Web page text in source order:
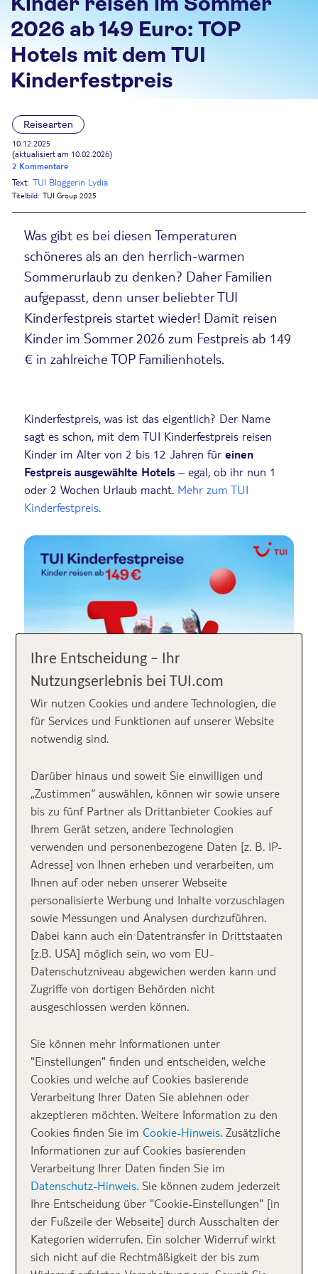
2026 ab 149 Euro: TOP
Hotels mit dem TUI
Kinderfestpreis
Reisearten
10.12.2025
(aktualisiert am 10.02.2026)
2 Kommentare
Text: TUI Bloggerin Lydia
Titelbild: TUI Group 2025
Was gibt es bei diesen Temperaturen
schöneres als an den herrlich-warmen
Sommerurlaub zu denken? Daher Familien
aufgepasst, denn unser beliebter TUI
Kinderfestpreis startet wieder! Damit reisen
Kinder im Sommer 2026 zum Festpreis ab 149
€ in zahlreiche TOP Familienhotels.
Kinderfestpreis, was ist das eigentlich? Der Name
sagt es schon, mit dem TUI Kinderfestpreis reisen
Kinder im Alter von 2 bis 12 Jahren für einen
Festpreis ausgewählte Hotels – egal, ob ihr nun 1
oder 2 Wochen Urlaub macht. Mehr zum TUI
Kinderfestpreis.
Der TUI
Kinderfestpreis kurz
erklärt
✅ günstig in den Pauschalurlaub:Kinder von 2 bis
12 Jahren reisen in rund 200 Hotels ab 149 €
✅ Sommerurlaub 2026: gilt für euren Familienurlaub
für Reisen vom 01.05.2026 bis 30.09.2026
✅ die Aktion ist buchbar bis zum 02.02.2026
✅ mit TUI auf Nummer sicher:Gebührenfrei
umbuchen oder stornieren bis einschließlich 15 bzw.
29 Tage vor Anreise ganz bequem mit unserem
TARIF– gilt bei Pauschalreisen und Hotelbuchungen
✅alle Hotels und Infos zum TUI Kinderfestpreis
Inhalt
TUI Kinderfestpreis
Sommer 2026: Hier
reisen Kinder ab 149
€
TUI KIDS CLUB Cala Mandia,
Ihre Entscheidung – Ihr
Nutzungserlebnis bei TUI.com
Wir nutzen Cookies und andere Technologien, die
für Services und Funktionen auf unserer Website
notwendig sind.
Darüber hinaus und soweit Sie einwilligen und
„Zustimmen“ auswählen, können wir sowie unsere
bis zu fünf Partner als Drittanbieter Cookies auf
Ihrem Gerät setzen, andere Technologien
verwenden und personenbezogene Daten [z. B. IP-
Adresse] von Ihnen erheben und verarbeiten, um
Ihnen auf oder neben unserer Webseite
personalisierte Werbung und Inhalte vorzuschlagen
sowie Messungen und Analysen durchzuführen.
Dabei kann auch ein Datentransfer in Drittstaaten
[z.B. USA] möglich sein, wo vom EU-
Datenschutzniveau abgewichen werden kann und
Zugriffe von dortigen Behörden nicht
ausgeschlossen werden können.
Sie können mehr Informationen unter
"Einstellungen" finden und entscheiden, welche
Cookies und welche auf Cookies basierende
Verarbeitung Ihrer Daten Sie ablehnen oder
akzeptieren möchten. Weitere Information zu den
Cookies finden Sie im Cookie-Hinweis. Zusätzliche
Informationen zur auf Cookies basierenden
Verarbeitung Ihrer Daten finden Sie im
Datenschutz-Hinweis. Sie können zudem jederzeit
Ihre Entscheidung über "Cookie-Einstellungen" [in
der Fußzeile der Webseite] durch Ausschalten der
Kategorien widerrufen. Ein solcher Widerruf wirkt
sich nicht auf die Rechtmäßigkeit der bis zum